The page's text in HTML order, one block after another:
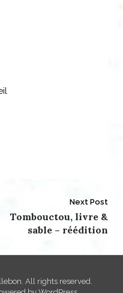
Next Post
Tombouctou, livre &
sable – réédition
All rights reserved.